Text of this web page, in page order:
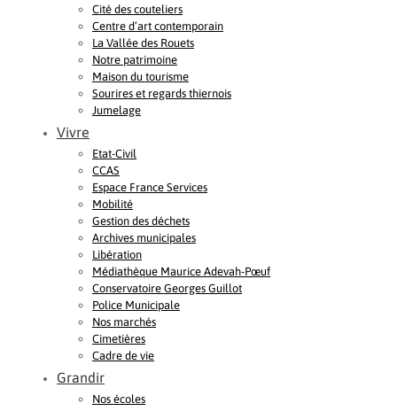
Cité des couteliers
Centre d’art contemporain
La Vallée des Rouets
Notre patrimoine
Maison du tourisme
Sourires et regards thiernois
Jumelage
Vivre
Etat-Civil
CCAS
Espace France Services
Mobilité
Gestion des déchets
Archives municipales
Libération
Médiathèque Maurice Adevah-Pœuf
Conservatoire Georges Guillot
Police Municipale
Nos marchés
Cimetières
Cadre de vie
Grandir
Nos écoles